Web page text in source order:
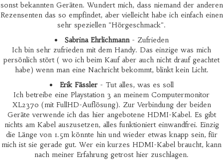
sonst bekannten Geräten. Wundert mich, dass niemand der anderen
Rezensenten das so empfindet, aber vielleicht habe ich einfach einen
sehr speziellen "Hörgeschmack".
Sabrina Ehrlichmann- Zufrieden
Ich bin sehr zufrieden mit dem Handy. Das einzige was mich
persönlich stört ( wo ich beim Kauf aber auch nicht drauf geachtet
habe) wenn man eine Nachricht bekommt, blinkt kein Licht.
Erik Fässler- Tut alles, was es soll
Ich betreibe eine Playstation 3 an meinem Computermonitor
XL2370 (mit FullHD-Auflösung). Zur Verbindung der beiden
Geräte verwende ich das hier angebotene HDMI-Kabel. Es gibt
nichts am Kabel auszusetzen, alles funktioniert einwandfrei. Einzig
die Länge von 1.5m könnte hin und wieder etwas knapp sein, für
mich ist sie gerade gut. Wer ein kurzes HDMI-Kabel braucht, kann
nach meiner Erfahrung getrost hier zuschlagen.